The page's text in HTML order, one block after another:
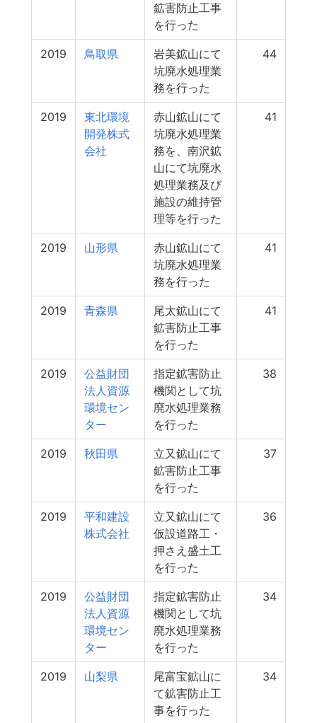
鉱害防止工事
を行った
2019 鳥取県
岩美鉱山にて
坑廃水処理業
務を行った
44
2019
東北環境
開発株式
会社
赤山鉱山にて
坑廃水処理業
務を、南沢鉱
山にて坑廃水
処理業務及び
施設の維持管
理等を行った
41
2019 山形県
赤山鉱山にて
坑廃水処理業
務を行った
41
2019 青森県
尾太鉱山にて
鉱害防止工事
を行った
41
2019
公益財団
法人資源
環境セン
ター
指定鉱害防止
機関として坑
廃水処理業務
を行った
38
2019 秋田県
立又鉱山にて
鉱害防止工事
を行った
37
2019
平和建設
株式会社
立又鉱山にて
仮設道路工・
押さえ盛土工
を行った
36
2019
公益財団
法人資源
環境セン
ター
指定鉱害防止
機関として坑
廃水処理業務
を行った
34
2019 山梨県
尾富宝鉱山に
て鉱害防止工
事を行った
34